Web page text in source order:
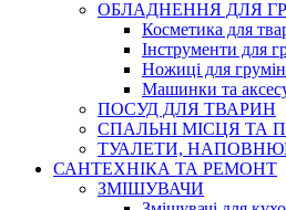
ОБЛАДНЕННЯ ДЛЯ
Косметика для
Інструменти для
Ножиці для
Машинки та
ПОСУД ДЛЯ ТВАРИН
СПАЛЬНІ МІСЦЯ ТА
ТУАЛЕТИ,
САНТЕХНІКА ТА РЕМОНТ
ЗМІШУВАЧИ